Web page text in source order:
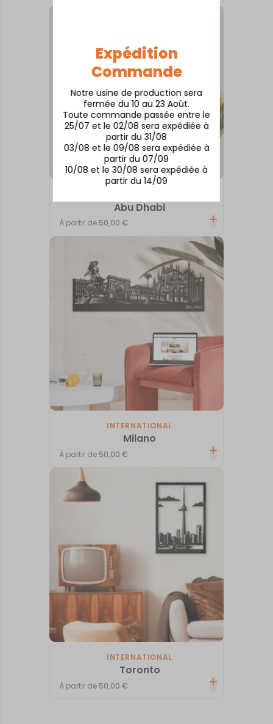
Expédition
Commande
Notre usine de production sera
fermée du 10 au 23 Août.
Toute commande passée entre le
25/07 et le 02/08 sera expédiée à
partir du 31/08
03/08 et le 09/08 sera expédiée à
partir du 07/09
10/08 et le 30/08 sera expédiée à
partir du 14/09
Abu Dhabi
À partir de 50,00€
INTERNATIONAL
Milano
À partir de 50,00€
INTERNATIONAL
Toronto
À partir de 50,00€